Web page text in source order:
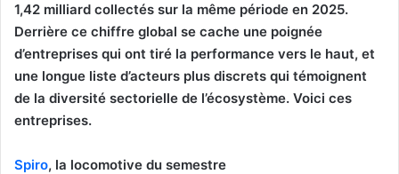
1,42 milliard collectés sur la même période en 2025.
Derrière ce chiffre global se cache une poignée
d’entreprises qui ont tiré la performance vers le haut, et
une longue liste d’acteurs plus discrets qui témoignent
de la diversité sectorielle de l’écosystème. Voici ces
entreprises.
Spiro, la locomotive du semestre